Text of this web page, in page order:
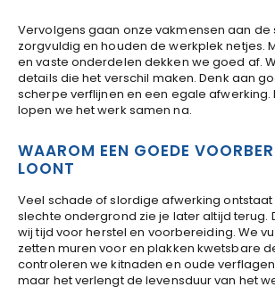
Vervolgens gaan onze vakmensen aan de
zorgvuldig en houden de werkplek netjes.
en vaste onderdelen dekken we goed af.
details die het verschil maken. Denk aan
scherpe verflijnen en een egale afwerking.
lopen we het werk samen na.
WAAROM EEN GOEDE
LOONT
Veel schade of slordige afwerking ontstaat
slechte ondergrond zie je later altijd terug.
wij tijd voor herstel en voorbereiding. We
zetten muren voor en plakken kwetsbare
controleren we kitnaden en oude
maar het verlengt de levensduur van het